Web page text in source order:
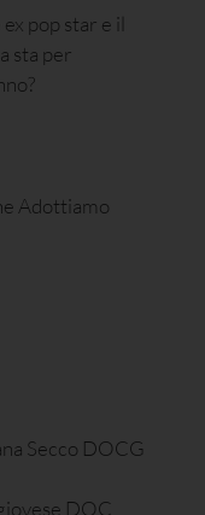
pop star e il
sta per
Adottiamo
Secco DOCG
DOC